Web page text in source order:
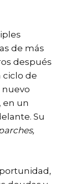
de más
después
ciclo de
nuevo
en un
Su